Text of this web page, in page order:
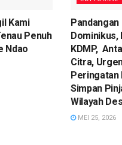
Kami
Penuh
Ndao
Dominikus,
KDMP,
Citra,
Peringatan
Simpan
Wilayah
MEI 25, 2026